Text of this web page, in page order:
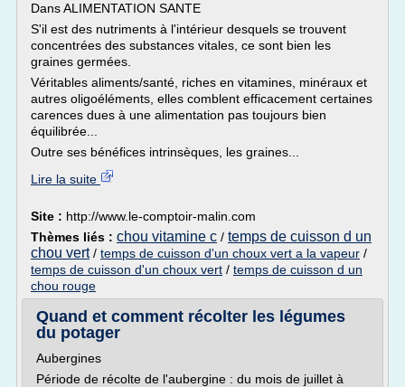
Dans ALIMENTATION SANTE
S'il est des nutriments à l'intérieur desquels se trouvent
concentrées des substances vitales, ce sont bien les
graines germées.
Véritables aliments/santé, riches en vitamines, minéraux et
autres oligoéléments, elles comblent efficacement certaines
carences dues à une alimentation pas toujours bien
équilibrée...
Outre ses bénéfices intrinsèques, les graines...
Lire la suite
Site : http://www.le-comptoir-malin.com
Thèmes liés : chou vitamine c / temps de cuisson d un
chou vert/ temps de cuisson d'un choux vert a la vapeur /
temps de cuisson d'un choux vert / temps de cuisson d un
chou rouge
Quand et comment récolter les légumes
du potager
Aubergines
Période de récolte de l'aubergine : du mois de juillet à